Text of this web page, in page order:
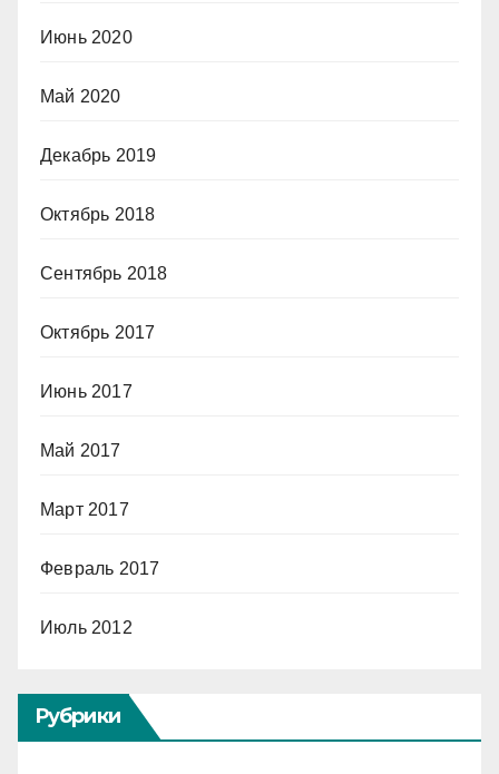
Июнь 2020
Май 2020
Декабрь 2019
Октябрь 2018
Сентябрь 2018
Октябрь 2017
Июнь 2017
Май 2017
Март 2017
Февраль 2017
Июль 2012
Рубрики